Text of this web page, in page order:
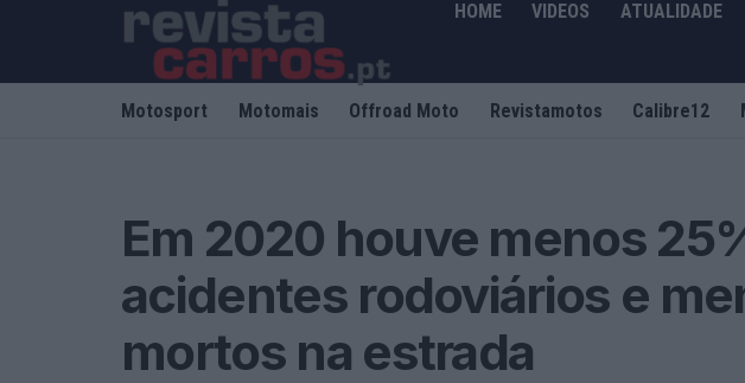
HOME VIDEOS ATUALIDADE
Motosport Motomais Offroad Moto Revistamotos Calibre12
Em 2020 houve menos
acidentes rodoviários e
mortos na estrada